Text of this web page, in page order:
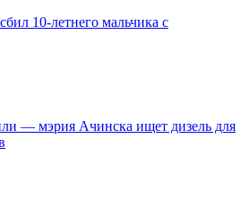
10-летнего мальчика с
— мэрия Ачинска ищет дизель для